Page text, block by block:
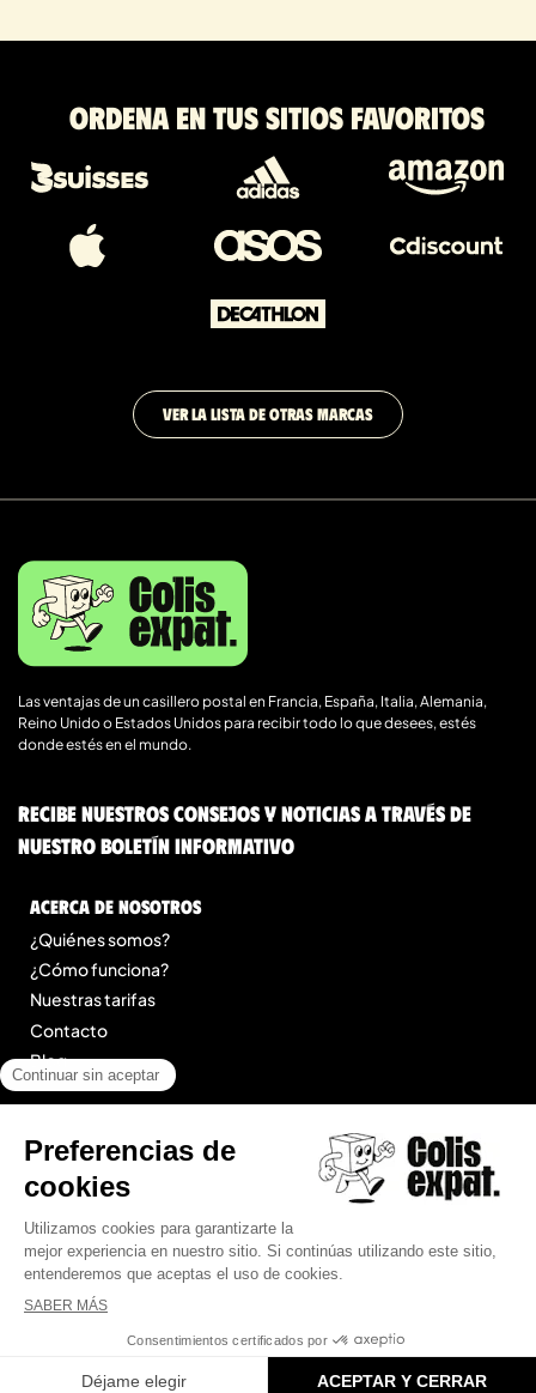
Ordena en tus sitios favoritos
VER LA LISTA DE OTRAS MARCAS
Las ventajas de un casillero postal en Francia, España, Italia, Alemania,
Reino Unido o Estados Unidos para recibir todo lo que desees, estés
donde estés en el mundo.
Recibe nuestros consejos y noticias a través de
nuestro boletín informativo
Acerca de nosotros
¿Quiénes somos?
¿Cómo funciona?
Nuestras tarifas
Contacto
Blog
Menciones legales
Condiciones Generales de Prestación de Servicios
Mapa del sitio
© 2025 Colis Expat.